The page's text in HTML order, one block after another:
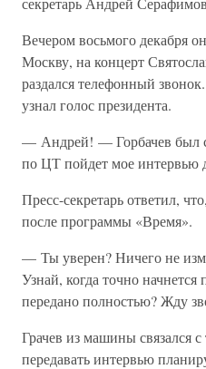
Вечером восьмого декабря
Москву, на концерт
раздался телефонный
узнал голос президента.
— Андрей! — Горбачев был
по ЦТ пойдет мое интервью
Пресс-секретарь ответил,
после программы «Время».
— Ты уверен? Ничего не
Узнай, когда точно начнется
передано полностью? Жду
Грачев из машины связался
передавать интервью